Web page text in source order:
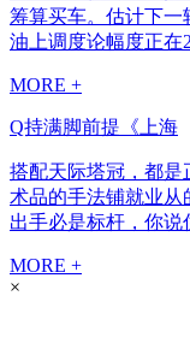
筹算买车。估计下一
油上调度论幅度正在
MORE +
Q持满脚前提《上海
搭配天际塔冠，都是
术品的手法铺就业
出手必是标杆，你说
MORE +
×